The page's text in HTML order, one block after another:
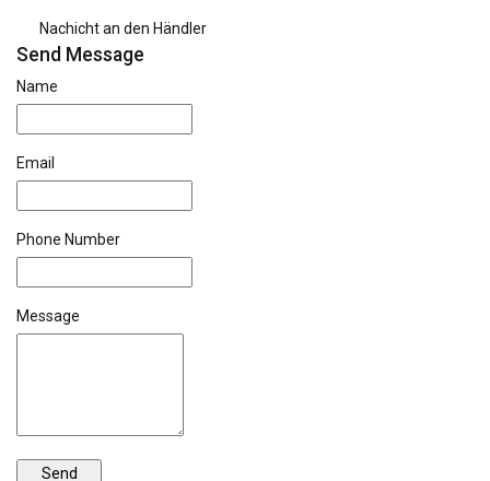
Nachicht an den Händler
Send Message
Name
Email
Phone Number
Message